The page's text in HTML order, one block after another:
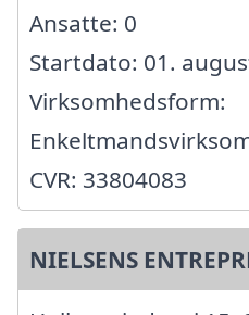
Ansatte: 0
Startdato: 01.
Virksomhedsform:
CVR: 33804083
NIELSENS